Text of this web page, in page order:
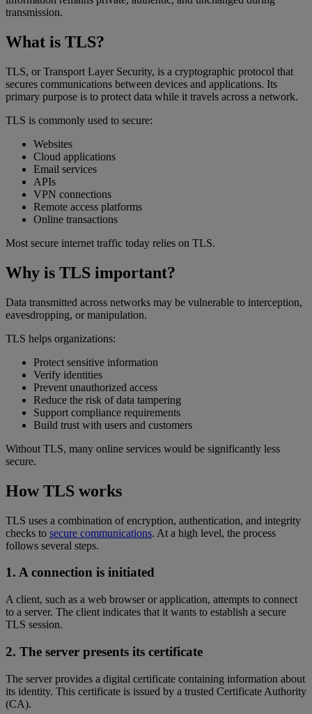
transmission.
What is TLS?
TLS, or Transport Layer Security, is a cryptographic protocol that
secures communications between devices and applications. Its
primary purpose is to protect data while it travels across a network.
TLS is commonly used to secure:
Websites
Cloud applications
Email services
APIs
VPN connections
Remote access platforms
Online transactions
Most secure internet traffic today relies on TLS.
Why is TLS important?
Data transmitted across networks may be vulnerable to interception,
eavesdropping, or manipulation.
TLS helps organizations:
Protect sensitive information
Verify identities
Prevent unauthorized access
Reduce the risk of data tampering
Support compliance requirements
Build trust with users and customers
Without TLS, many online services would be significantly less
secure.
How TLS works
TLS uses a combination of encryption, authentication, and integrity
checks to secure communications. At a high level, the process
follows several steps.
1. A connection is initiated
A client, such as a web browser or application, attempts to connect
to a server. The client indicates that it wants to establish a secure
TLS session.
2. The server presents its certificate
The server provides a digital certificate containing information about
its identity. This certificate is issued by a trusted Certificate Authority
(CA).